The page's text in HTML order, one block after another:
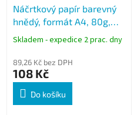
Náčrtkový papír barevný
hnědý, formát A4, 80g,
100 listů
Skladem - expedice 2 prac. dny
89,26 Kč bez DPH
108 Kč
Do košíku